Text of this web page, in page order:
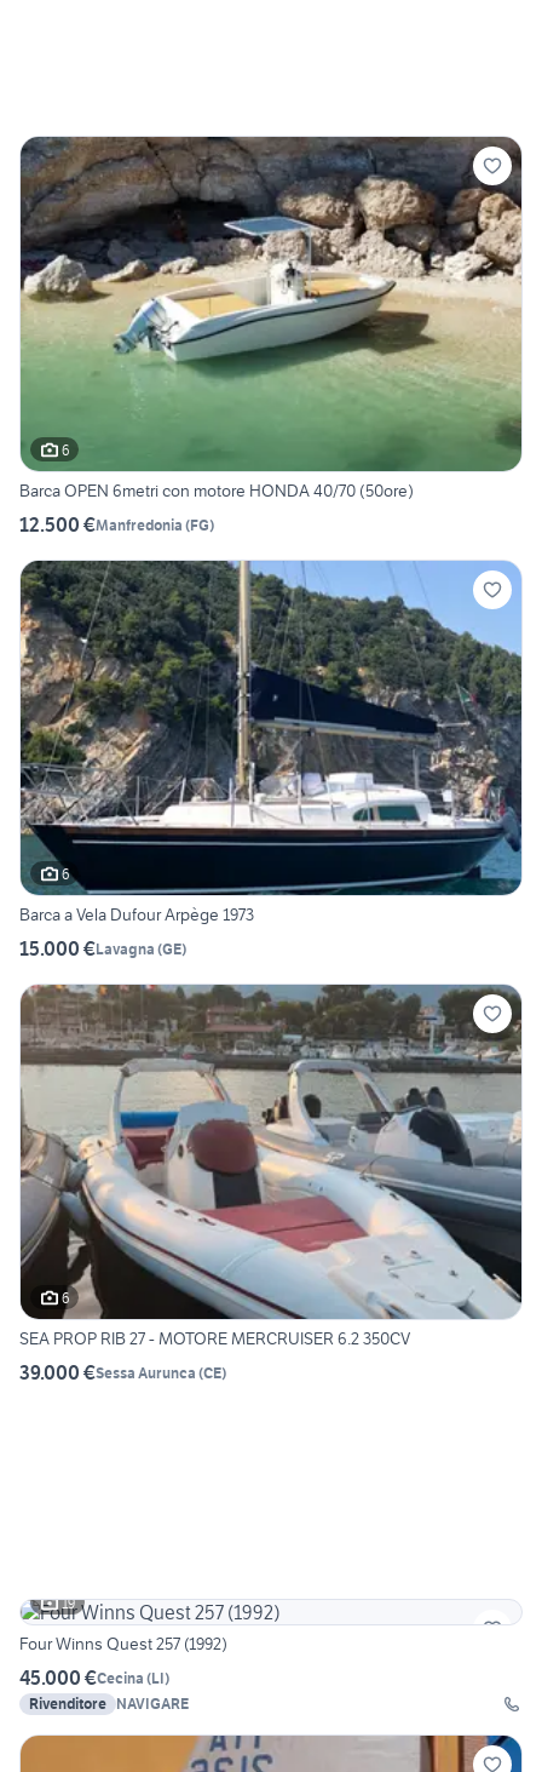
6
Barca OPEN 6metri con motore HONDA 40/70 (50ore)
12.500 €Manfredonia (FG)
6
Barca a Vela Dufour Arpège 1973
15.000 €Lavagna (GE)
6
SEA PROP RIB 27 - MOTORE MERCRUISER 6.2 350CV
39.000 €Sessa Aurunca (CE)
19
Four Winns Quest 257 (1992)
45.000 €Cecina (LI)
Rivenditore NAVIGARE